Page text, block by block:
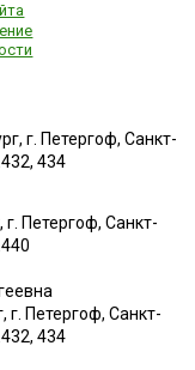
г. Петергоф, Санкт-
434
Петергоф, Санкт-
г. Петергоф, Санкт-
434